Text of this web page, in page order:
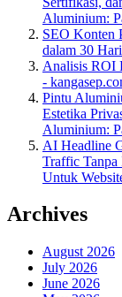
Aluminium:
SEO Konten
dalam 30
Analisis ROI
-
Pintu
Estetika
Aluminium:
AI Headline
Traffic Tanpa
Untuk
Archives
August 2026
July 2026
June 2026